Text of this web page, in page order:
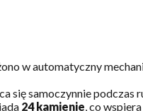
w automatyczny
się samoczynnie
24 kamienie, co